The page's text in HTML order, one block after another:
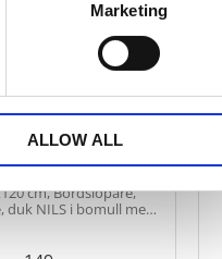
Marketing
ALLOW ALL
NILS,
i rött
offwhite
cm, Bordslöpare,
duk NILS i bomull med